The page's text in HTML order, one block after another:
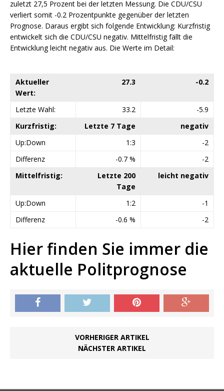
zuletzt 27,5 Prozent bei der letzten Messung. Die CDU/CSU
verliert somit -0.2 Prozentpunkte gegenüber der letzten
Prognose. Daraus ergibt sich folgende Entwicklung: Kurzfristig
entwickelt sich die CDU/CSU negativ. Mittelfristig fällt die
Entwicklung leicht negativ aus. Die Werte im Detail:
Aktueller
Wert:
27.3 -0.2
Letzte Wahl: 33.2
-5.9
Kurzfristig:
Letzte 7 Tage
negativ
Up:Down
1:3
-2
Differenz
-0.7 %
-2
Mittelfristig:
Letzte 200
Tage
leicht negativ
Up:Down 1:2
-1
Differenz
-0.6 % -2
Hier finden Sie immer die
aktuelle Politprognose
VORHERIGER ARTIKEL
NÄCHSTER ARTIKEL